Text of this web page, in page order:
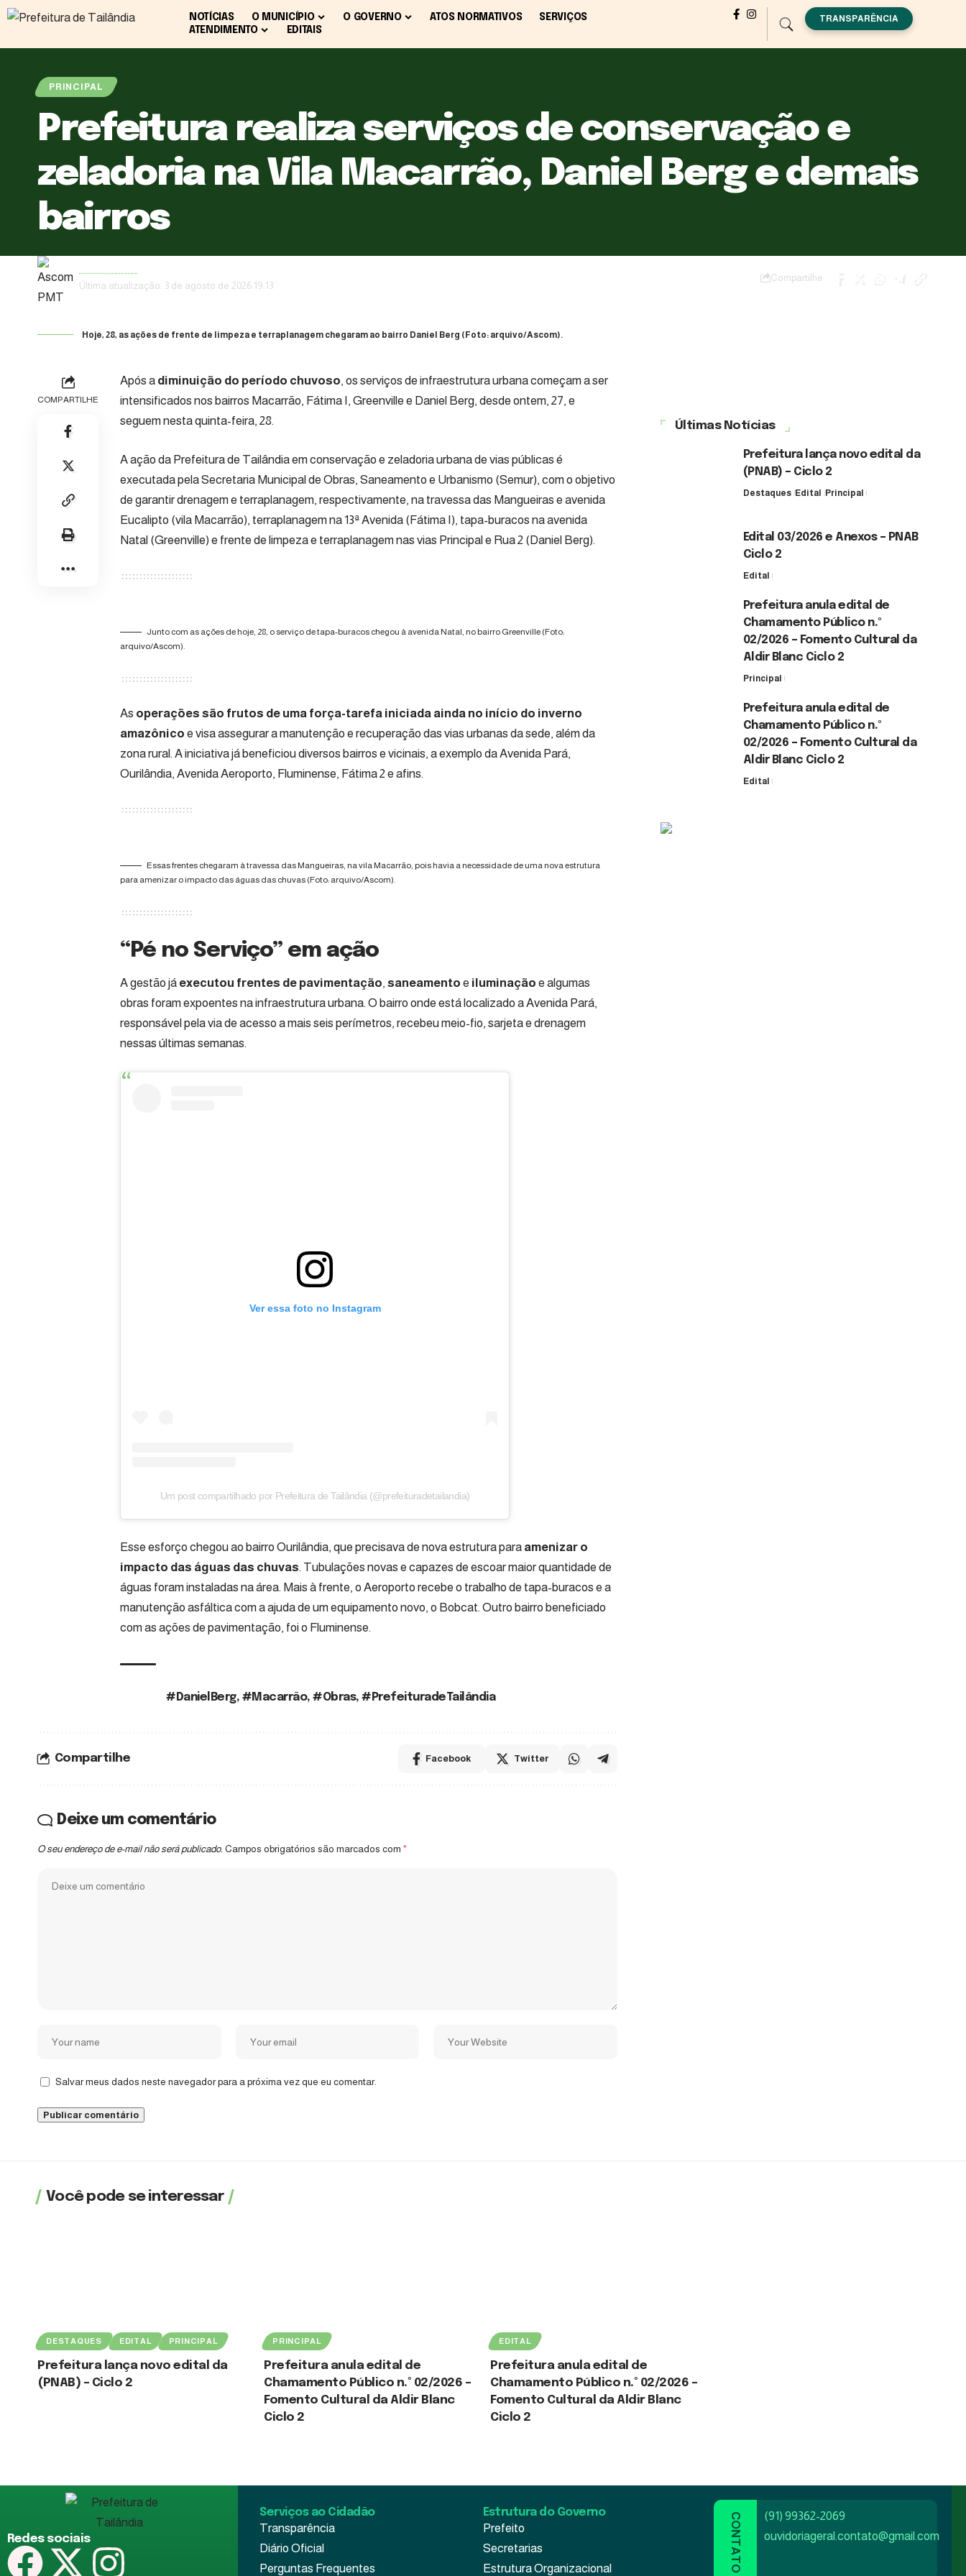
NOTÍCIAS O MUNICÍPIO O GOVERNO ATOS NORMATIVOS
SERVIÇOS
ATENDIMENTO
EDITAIS
TRANSPARÊNCIA
PRINCIPAL
Prefeitura realiza serviços de conservação e
zeladoria na Vila Macarrão, Daniel Berg e demais
bairros
Última atualização: 3 de agosto de 2026 19:13
Compartilhe
Hoje, 28, as ações de frente de limpeza e terraplanagem chegaram ao bairro Daniel Berg (Foto: arquivo/Ascom).
COMPARTILHE
Após a diminuição do período chuvoso, os serviços de infraestrutura urbana começam a ser
intensificados nos bairros Macarrão, Fátima I, Greenville e Daniel Berg, desde ontem, 27, e
seguem nesta quinta-feira, 28.
A ação da Prefeitura de Tailândiaem conservação e zeladoria urbana de vias públicas é
executada pelaSecretaria Municipal de Obras, Saneamento e Urbanismo (Semur), com o objetivo
de garantir drenagem e terraplanagem, respectivamente, na travessa das Mangueiras e avenida
Eucalipto (vila Macarrão), terraplanagem na 13ª Avenida (Fátima I), tapa-buracos na avenida
Natal (Greenville) e frente de limpeza e terraplanagem nas vias Principal e Rua 2 (Daniel Berg).
Junto com as ações de hoje, 28, o serviço de tapa-buracos chegou à avenida Natal, no bairro Greenville (Foto:
arquivo/Ascom).
As operações são frutos de uma força-tarefa iniciada ainda no início do inverno
amazônico e visa assegurar a manutenção e recuperação das vias urbanas da sede, além da
zona rural. A iniciativa já beneficiou diversos bairros e vicinais, a exemplo da Avenida Pará,
Ourilândia, Avenida Aeroporto, Fluminense, Fátima 2 e afins.
Essas frentes chegaram à travessa das Mangueiras, na vila Macarrão, pois havia a necessidade de uma nova estrutura
para amenizar o impacto das águas das chuvas (Foto: arquivo/Ascom).
“Pé no Serviço” em ação
A gestão já executou frentes de pavimentação, saneamento e iluminação e algumas
obras foram expoentes na infraestrutura urbana. O bairro onde está localizado a Avenida Pará,
responsável pela via de acesso a mais seis perímetros, recebeu meio-fio, sarjeta e drenagem
nessas últimas semanas.
Ver essa foto no Instagram
Um post compartilhado por Prefeitura de Tailândia (@prefeituradetailandia)
Esse esforço chegou ao bairro Ourilândia, que precisava de nova estrutura para amenizar o
impacto das águas das chuvas. Tubulações novas e capazes de escoar maior quantidade de
águas foram instaladas na área. Mais à frente, o Aeroporto recebe o trabalho de tapa-buracos e a
manutenção asfáltica com a ajuda de um equipamento novo, o Bobcat. Outro bairro beneficiado
com as ações de pavimentação, foi o Fluminense.
#DanielBerg, #Macarrão, #Obras, #PrefeituradeTailândia
Compartilhe Facebook Twitter
Deixe um comentário
O seu endereço de e-mail não será publicado. Campos obrigatórios são marcados com *
Salvar meus dados neste navegador para a próxima vez que eu comentar.
Últimas Notícias
Prefeitura lança novo edital da
(PNAB) – Ciclo 2
Destaques Edital
Principal
Edital 03/2026 e Anexos – PNAB
Ciclo 2
Edital
Prefeitura anula edital de
Chamamento Público n.º
02/2026 – Fomento Cultural da
Aldir Blanc Ciclo 2
Principal
Prefeitura anula edital de
Chamamento Público n.º
02/2026 – Fomento Cultural da
Aldir Blanc Ciclo 2
Edital
Você pode se interessar
DESTAQUES EDITAL PRINCIPAL
Prefeitura lança novo edital da
(PNAB) – Ciclo 2
PRINCIPAL
Prefeitura anula edital de
Chamamento Público n.º 02/2026 –
Fomento Cultural da Aldir Blanc
Ciclo 2
EDITAL
Prefeitura anula edital de
Chamamento Público n.º 02/2026 –
Fomento Cultural da Aldir Blanc
Ciclo 2
Redes sociais
Serviços ao Cidadão
Transparência
Diário Oficial
Perguntas Frequentes
Estrutura do Governo
Prefeito
Secretarias
Estrutura Organizacional
(91) 99362-2069
ouvidoriageral.contato@gmail.com